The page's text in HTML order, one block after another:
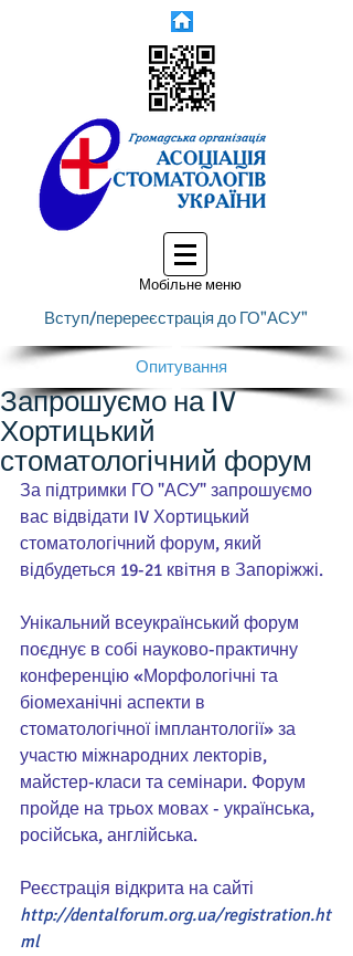
Мобільне меню
Вступ/перереєстрація до ГО"АСУ"
Опитування
Запрошуємо на IV
Хортицький
стоматологічний форум
За підтримки ГО "АСУ" запрошуємо
вас відвідати IV Хортицький
стоматологічний форум, який
відбудеться 19-21 квітня в Запоріжжі.
Унікальний всеукраїнський форум
поєднує в собі науково-практичну
конференцію «Морфологічні та
біомеханічні аспекти в
стоматологічної імплантології» за
участю міжнародних лекторів,
майстер-класи та семінари. Форум
пройде на трьох мовах - українська,
російська, англійська.
Реєстрація відкрита на сайті
http://dentalforum.org.ua/registration.ht
ml